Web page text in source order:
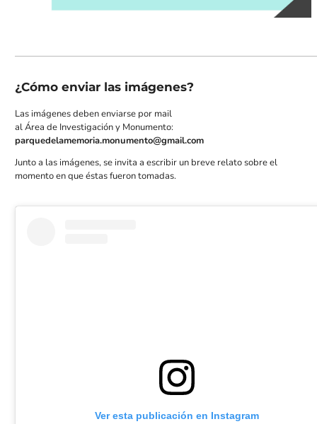
¿Cómo enviar las imágenes?
Las imágenes deben enviarse por mail
al Área de Investigación y Monumento:
parquedelamemoria.monumento@gmail.com
Junto a las imágenes, se invita a escribir un breve relato sobre el
momento en que éstas fueron tomadas.
Ver esta publicación en Instagram